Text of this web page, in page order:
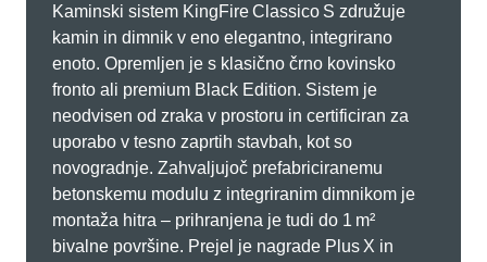
Kaminski sistem KingFire Classico S združuje
kamin in dimnik v eno elegantno, integrirano
enoto. Opremljen je s klasično črno kovinsko
fronto ali premium Black Edition. Sistem je
neodvisen od zraka v prostoru in certificiran za
uporabo v tesno zaprtih stavbah, kot so
novogradnje. Zahvaljujoč prefabriciranemu
betonskemu modulu z integriranim dimnikom je
montaža hitra – prihranjena je tudi do 1 m²
bivalne površine. Prejel je nagrade Plus X in